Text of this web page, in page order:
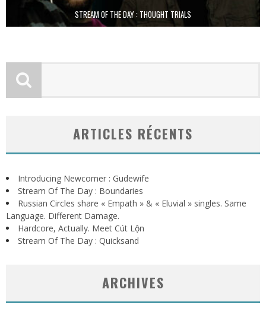
STREAM OF THE DAY : THOUGHT TRIALS
ARTICLES RÉCENTS
Introducing Newcomer : Gudewife
Stream Of The Day : Boundaries
Russian Circles share « Empath » & « Eluvial » singles. Same
Language. Different Damage.
Hardcore, Actually. Meet Cút Lộn
Stream Of The Day : Quicksand
ARCHIVES